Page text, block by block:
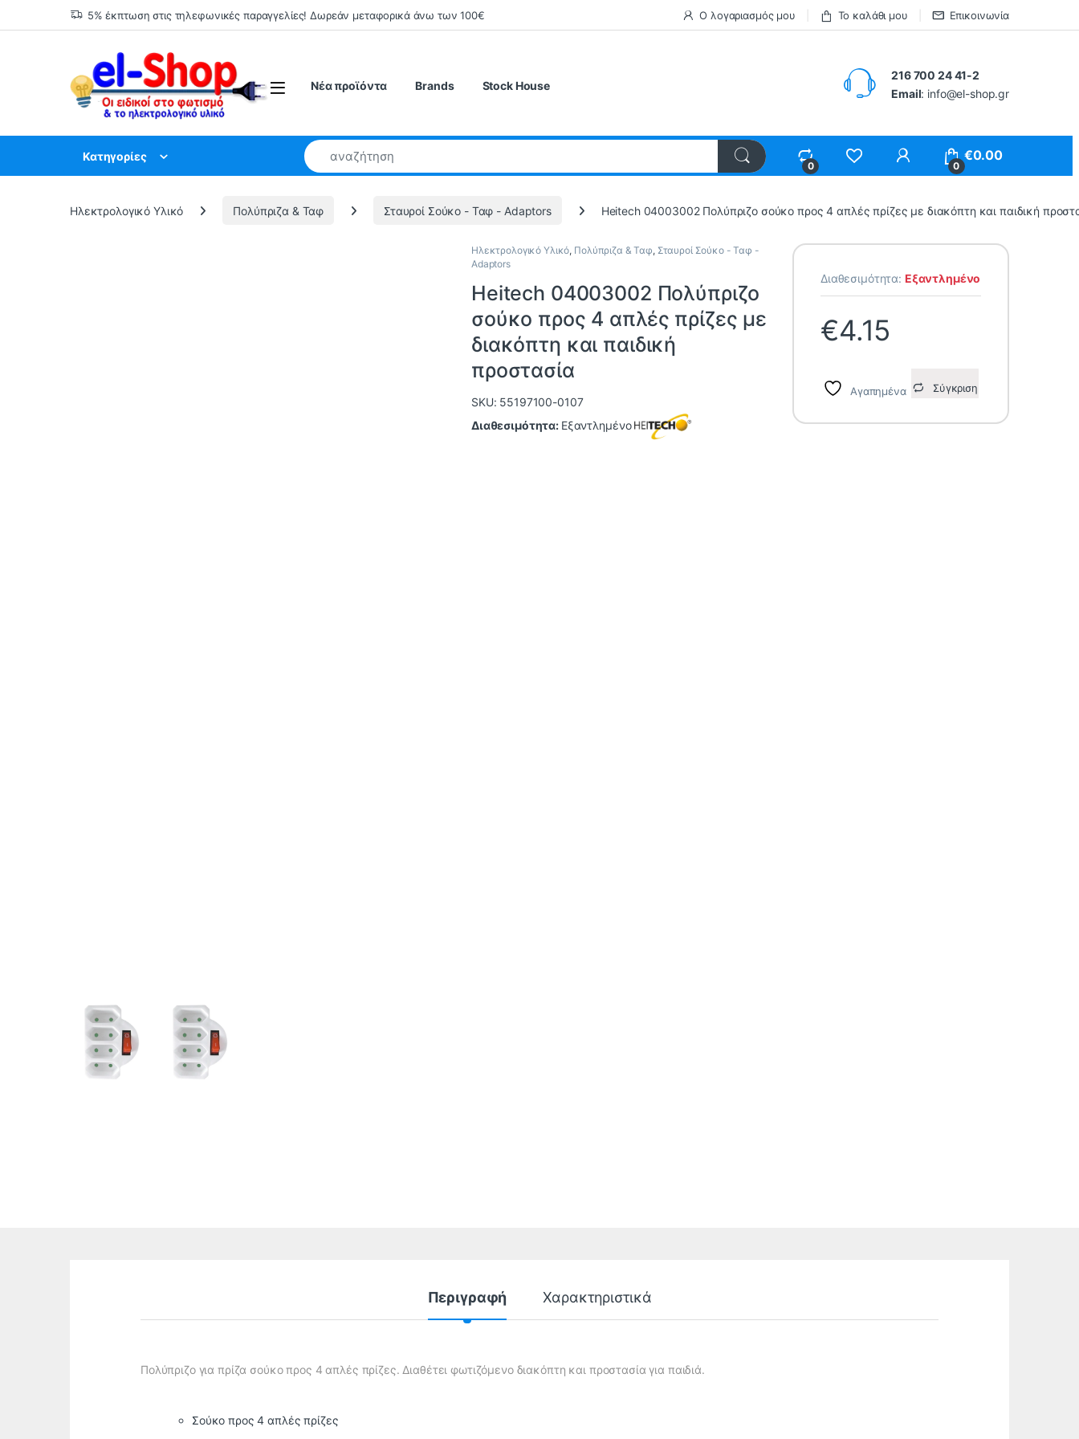
Skip to navigation
Skip to content 5% έκπτωση στις τηλεφωνικές παραγγελίες! Δωρεάν μεταφορικά άνω των 100€ Ο λογαριασμός μου Το καλάθι μου Επικοινωνία
Νέα προϊόντα Brands Stock House
216 700 24 41-2
Email: info@el-shop.gr
Κατηγορίες
0 0
€0.00
Ηλεκτρολογικό Υλικό Πολύπριζα & Ταφ Σταυροί Σούκο - Ταφ - Adaptors Heitech 04003002 Πολύπριζο σούκο προς 4 απλές πρίζες με διακόπτη και παιδική
Ηλεκτρολογικό Υλικό, Πολύπριζα & Ταφ, Σταυροί Σούκο - Ταφ -
Adaptors
Heitech 04003002 Πολύπριζο
σούκο προς 4 απλές πρίζες με
διακόπτη και παιδική
προστασία
SKU: 55197100-0107
Διαθεσιμότητα: Εξαντλημένο
Διαθεσιμότητα: Εξαντλημένο
€4.15
Αγαπημένα Σύγκριση
Περιγραφή Χαρακτηριστικά
Πολύπριζο για πρίζα σούκο προς 4 απλές πρίζες. Διαθέτει φωτιζόμενο διακόπτη και προστασία για παιδιά.
Σούκο προς 4 απλές πρίζες